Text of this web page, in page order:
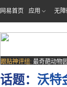
网易首页 应用 无
跟贴神评组: 最奇葩动物
场子
话题： 沃特